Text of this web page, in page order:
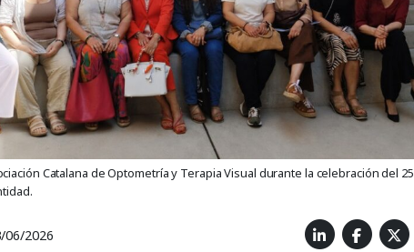
Catalana de Optometría y Terapia Visual durante la celebración del 25
2026